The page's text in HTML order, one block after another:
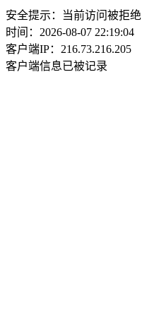
安全提示：当前访问被拒绝
时间：2026-08-07 22:19:04
客户端IP：216.73.216.205
客户端信息已被记录